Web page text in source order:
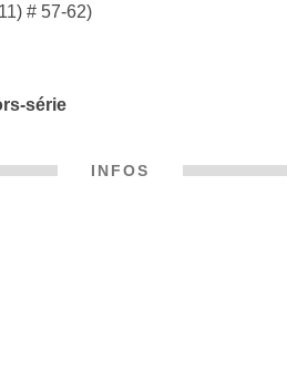
# 57-62)
série
INFOS